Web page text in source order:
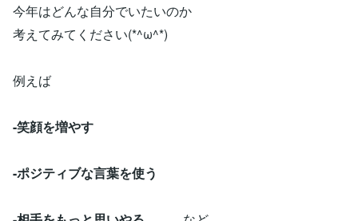
今年はどんな自分でいたいのか
考えてみてください(*^ω^*)
例えば
-笑顔を増やす
-ポジティブな言葉を使う